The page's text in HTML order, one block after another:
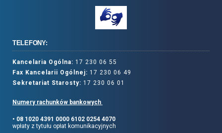
TELEFONY:
Kancelaria Ogólna: 17 230 06 55
Fax Kancelarii Ogólnej: 17 230 06 49
Sekretariat Starosty: 17 230 06 01
Numery rachunków bankowych
• 08 1020 4391 0000 6102 0254 4070
wpłaty z tytułu opłat komunikacyjnych